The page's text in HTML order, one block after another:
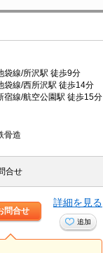
袋線/所沢駅 徒歩9分
袋線/西所沢駅 徒歩14分
宿線/航空公園駅 徒歩15分
骨造
合せ
問合せ
詳細を見る
追加